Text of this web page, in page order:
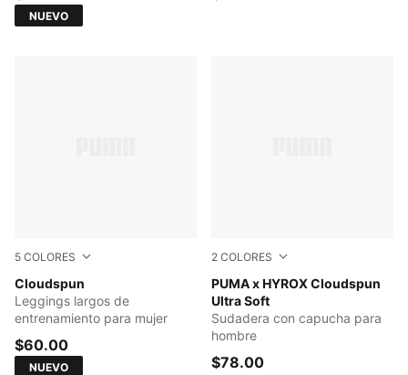
NUEVO
5 COLORES
Cloudspun
PUMA BLACK
Leggings largos de
entrenamiento para mujer
$60.00
NUEVO
2 COLORES
PUMA x HYROX Cloudspun
Ultra Soft
Light Gray Heather
Sudadera con capucha para
hombre
$78.00